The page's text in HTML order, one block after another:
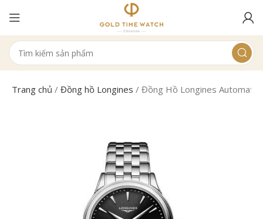
Trang chủ /Đồng hồ Longines /Đồng Hồ Longines Automatic